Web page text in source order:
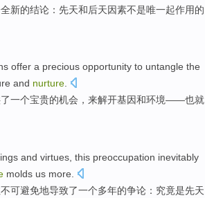
全新的结论 ： 先天和后天因素不是唯一起作用的
offer a precious opportunity to untangle the
and nurture.
一个宝贵的机会 ， 来解开基因和环境——也就
and virtues this preoccupation inevitably
molds us more
不可避免地导致了一个多年的争论 ： 究竟是先天